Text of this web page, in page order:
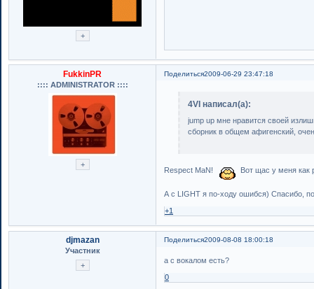
Поделиться2009-06-29 23:47:18
FukkinPR
:::: ADMINISTRATOR ::::
4VI написал(а):
jump up мне нравится своей
сборник в общем афигенский,
Respect MaN! Вот щас у меня как
А с LIGHT я по-ходу ошибся) Спасибо,
+1
Поделиться2009-08-08 18:00:18
djmazan
Участник
а с вокалом есть?
0